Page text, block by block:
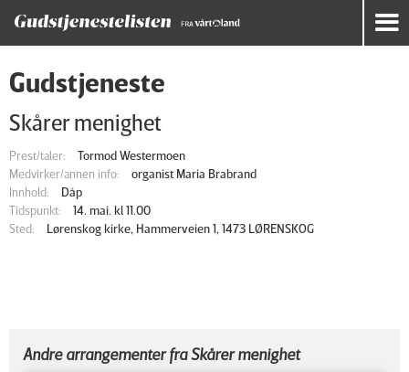
Gudstjeneste
Skårer menighet
Prest/taler:
Tormod Westermoen
Medvirker/annen info:
organist Maria Brabrand
Innhold:
Dåp
Tidspunkt:
14. mai. kl 11.00
Sted:
Lørenskog kirke, Hammerveien 1, 1473 LØRENSKOG
Andre arrangementer fra Skårer menighet